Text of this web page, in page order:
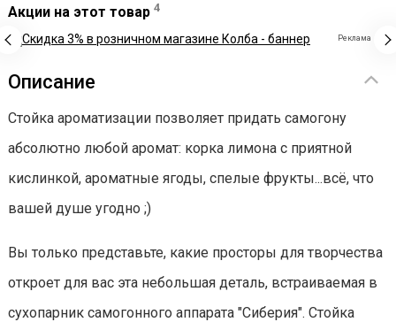
Акции на этот товар 4
Реклама
Описание
Стойка ароматизации позволяет придать самогону
абсолютно любой аромат: корка лимона с приятной
кислинкой, ароматные ягоды, спелые фрукты...всё, что
вашей душе угодно ;)
Вы только представьте, какие просторы для творчества
откроет для вас эта небольшая деталь, встраиваемая в
сухопарник самогонного аппарата "Сиберия". Стойка